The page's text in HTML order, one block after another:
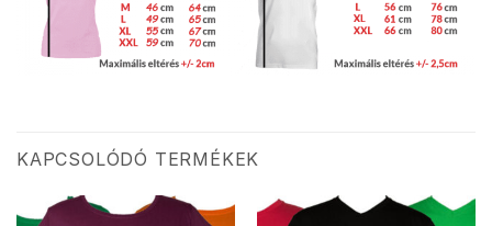
KAPCSOLÓDÓ TERMÉKEK